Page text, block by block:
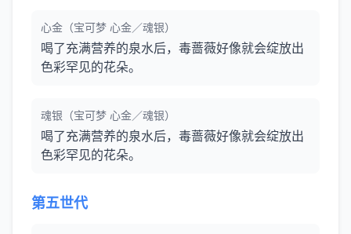
心金（宝可梦 心金／魂银）
喝了充满营养的泉水后，毒蔷薇好像就会绽放出
色彩罕见的花朵。
魂银（宝可梦 心金／魂银）
喝了充满营养的泉水后，毒蔷薇好像就会绽放出
色彩罕见的花朵。
第五世代